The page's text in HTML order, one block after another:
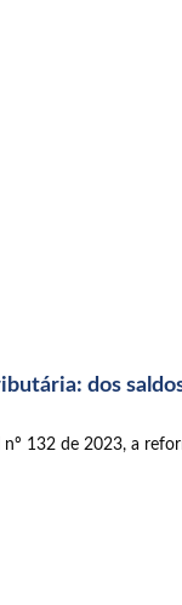
dos
132 de 2023, a